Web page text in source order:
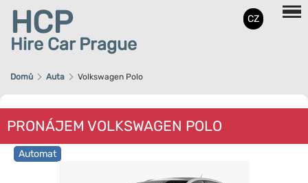
HCP
Hire Car Prague
CZ
Domů Auta Volkswagen Polo
PRONÁJEM VOLKSWAGEN POLO
Automat